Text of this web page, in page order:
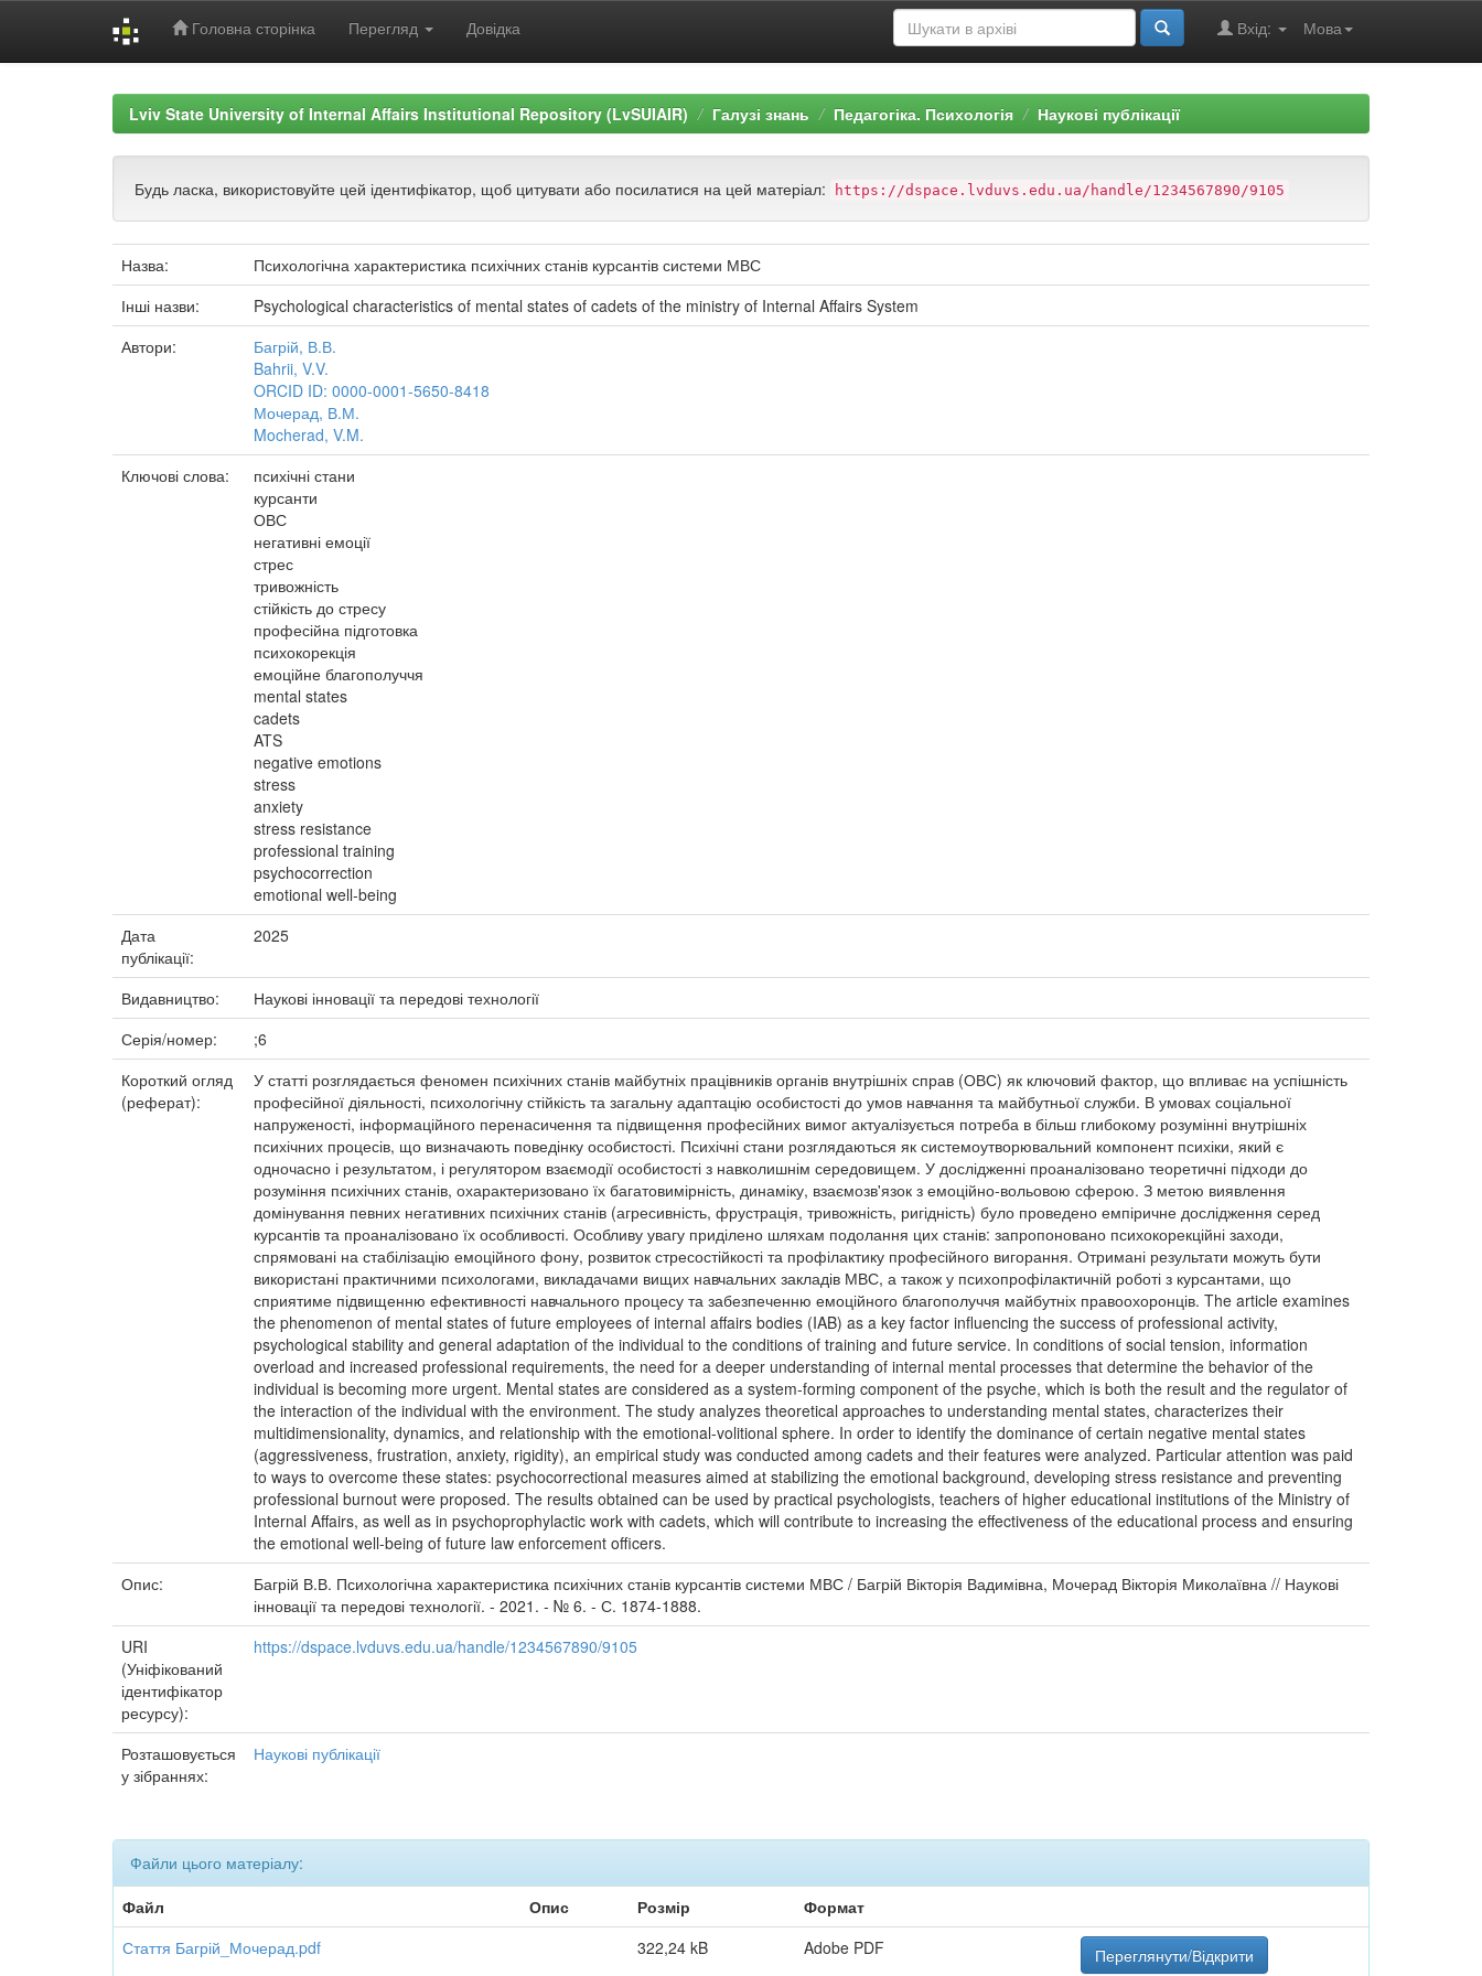
Головна сторінка Перегляд Довідка Мова
Вхід:
Lviv State University of Internal Affairs Institutional Repository (LvSUIAIR) Галузі знань Педагогіка. Психологія Наукові публікації
Будь ласка, використовуйте цей ідентифікатор, щоб цитувати або посилатися на цей матеріал: https://dspace.lvduvs.edu.ua/handle/1234567890/9105
Назва:
Психологічна характеристика психічних станів курсантів системи МВС
Інші назви:
Psychological characteristics of mental states of cadets of the ministry of Internal Affairs System
Автори:
Багрій, В.В.
Bahrii, V.V.
ORCID ID: 0000-0001-5650-8418
Мочерад, В.М.
Mocherad, V.M.
Ключові слова:
психічні стани
курсанти
ОВС
негативні емоції
стрес
тривожність
стійкість до стресу
професійна підготовка
психокорекція
емоційне благополуччя
mental states
cadets
ATS
negative emotions
stress
anxiety
stress resistance
professional training
psychocorrection
emotional well-being
Дата
публікації:
2025
Видавництво:
Наукові інновації та передові технології
Серія/номер:
;6
Короткий огляд
(реферат):
У статті розглядається феномен психічних станів майбутніх працівників органів внутрішніх справ (ОВС) як ключовий фактор, що впливає на успішність
професійної діяльності, психологічну стійкість та загальну адаптацію особистості до умов навчання та майбутньої служби. В умовах соціальної
напруженості, інформаційного перенасичення та підвищення професійних вимог актуалізується потреба в більш глибокому розумінні внутрішніх
психічних процесів, що визначають поведінку особистості. Психічні стани розглядаються як системоутворювальний компонент психіки, який є
одночасно і результатом, і регулятором взаємодії особистості з навколишнім середовищем. У дослідженні проаналізовано теоретичні підходи до
розуміння психічних станів, охарактеризовано їх багатовимірність, динаміку, взаємозв'язок з емоційно-вольовою сферою. З метою виявлення
домінування певних негативних психічних станів (агресивність, фрустрація, тривожність, ригідність) було проведено емпіричне дослідження серед
курсантів та проаналізовано їх особливості. Особливу увагу приділено шляхам подолання цих станів: запропоновано психокорекційні заходи,
спрямовані на стабілізацію емоційного фону, розвиток стресостійкості та профілактику професійного вигорання. Отримані результати можуть бути
використані практичними психологами, викладачами вищих навчальних закладів МВС, а також у психопрофілактичній роботі з курсантами, що
сприятиме підвищенню ефективності навчального процесу та забезпеченню емоційного благополуччя майбутніх правоохоронців. The article examines
the phenomenon of mental states of future employees of internal affairs bodies (IAB) as a key factor influencing the success of professional activity,
psychological stability and general adaptation of the individual to the conditions of training and future service. In conditions of social tension, information
overload and increased professional requirements, the need for a deeper understanding of internal mental processes that determine the behavior of the
individual is becoming more urgent. Mental states are considered as a system-forming component of the psyche, which is both the result and the regulator of
the interaction of the individual with the environment. The study analyzes theoretical approaches to understanding mental states, characterizes their
multidimensionality, dynamics, and relationship with the emotional-volitional sphere. In order to identify the dominance of certain negative mental states
(aggressiveness, frustration, anxiety, rigidity), an empirical study was conducted among cadets and their features were analyzed. Particular attention was paid
to ways to overcome these states: psychocorrectional measures aimed at stabilizing the emotional background, developing stress resistance and preventing
professional burnout were proposed. The results obtained can be used by practical psychologists, teachers of higher educational institutions of the Ministry of
Internal Affairs, as well as in psychoprophylactic work with cadets, which will contribute to increasing the effectiveness of the educational process and ensuring
the emotional well-being of future law enforcement officers.
Опис:
Багрій В.В. Психологічна характеристика психічних станів курсантів системи МВС / Багрій Вікторія Вадимівна, Мочерад Вікторія Миколаївна // Наукові
інновації та передові технології. - 2021. - № 6. - С. 1874-1888.
URI
(Уніфікований
ідентифікатор
ресурсу):
https://dspace.lvduvs.edu.ua/handle/1234567890/9105
Розташовується
у зібраннях:
Наукові публікації
Файли цього матеріалу:
Файл
Опис Розмір
Формат
Стаття Багрій_Мочерад.pdf
322,24 kB Adobe PDF Переглянути/Відкрити